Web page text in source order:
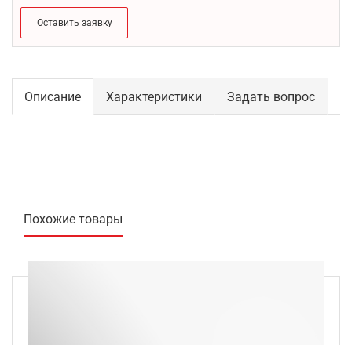
Оставить заявку
Описание Характеристики Задать вопрос
Похожие товары